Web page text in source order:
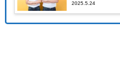
ผลจนคุณต้องอึ้ง!!
2025.5.24